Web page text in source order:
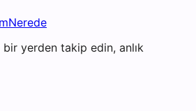
bir yerden takip edin, anlık